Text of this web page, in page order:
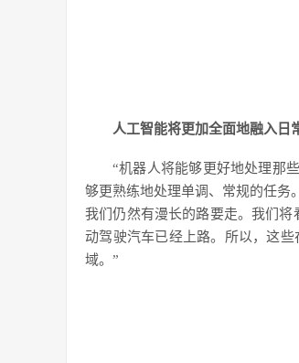
人工智能将更加全面地融入日
“机器人将能够更好地处理那
够更熟练地处理单调、常规的任务
我们仍然有漫长的路要走。我们将
动驾驶汽车已经上路。所以，这
域。”